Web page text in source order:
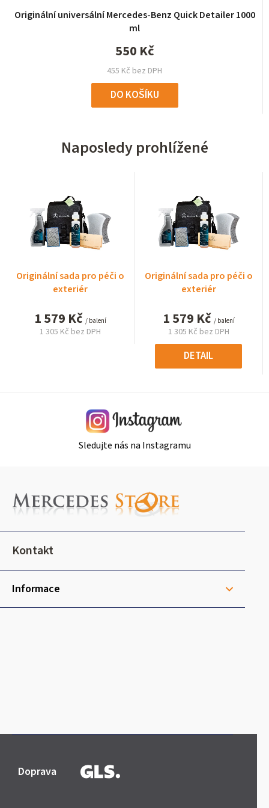
Originální universální Mercedes-Benz Quick Detailer 1000
ml
455 Kč bez DPH
550 Kč
DO KOŠÍKU
Naposledy prohlížené
Originální sada pro péči o
exteriér
1 579 Kč / balení
1 305 Kč bez DPH
Originální sada pro péči o
exteriér
1 579 Kč / balení
1 305 Kč bez DPH
Měrná
cena:
DETAIL
Sledujte nás na Instagramu
a
í
Kontakt
Informace
Doprava